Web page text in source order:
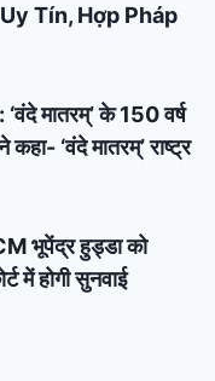
Tín, Hợp Pháp
मातरम्’ के 150 वर्ष
‘वंदे मातरम्’ राष्ट्र
भूपेंद्र हुड्डा को
में होगी सुनवाई